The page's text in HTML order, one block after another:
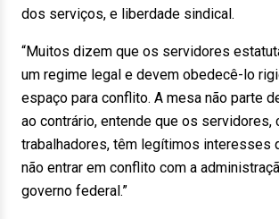
dos serviços, e liberdade sindical.
“Muitos dizem que os servidores
um regime legal e devem obedecê-lo
espaço para conflito. A mesa não parte
ao contrário, entende que os servidores,
trabalhadores, têm legítimos interesses
não entrar em conflito com a
governo federal.”